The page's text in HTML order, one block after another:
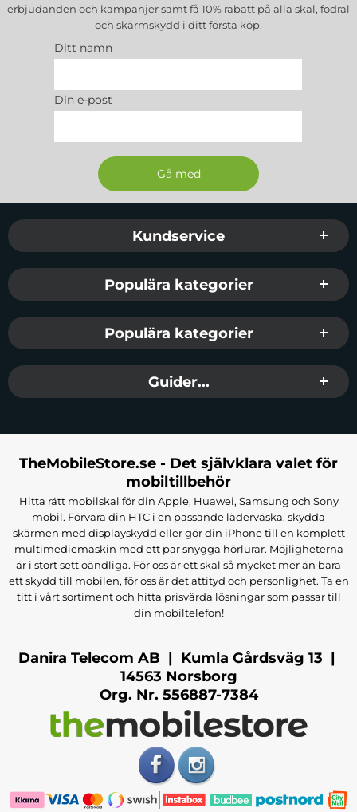
erbjudanden och kampanjer samt få 10% rabatt på alla skal, fodral
och skärmskydd i ditt första köp.
Ditt namn
Din e-post
Sidfot Blandad info och länkar
Kundservice
Populära kategorier
Populära kategorier
Guider...
TheMobileStore.se - Det självklara valet för
mobiltillbehör
Hitta rätt mobilskal för din Apple, Huawei, Samsung och Sony
mobil. Förvara din HTC i en passande läderväska, skydda
skärmen med displayskydd eller gör din iPhone till en komplett
multimediemaskin med ett par snygga hörlurar. Möjligheterna
är i stort sett oändliga. För oss är ett skal så mycket mer än bara
ett skydd till mobilen, för oss är det attityd och personlighet. Ta en
titt i vårt sortiment och hitta prisvärda lösningar som passar till
din mobiltelefon!
Danira Telecom AB | Kumla Gårdsväg 13 |
14563 Norsborg
Org. Nr. 556887-7384